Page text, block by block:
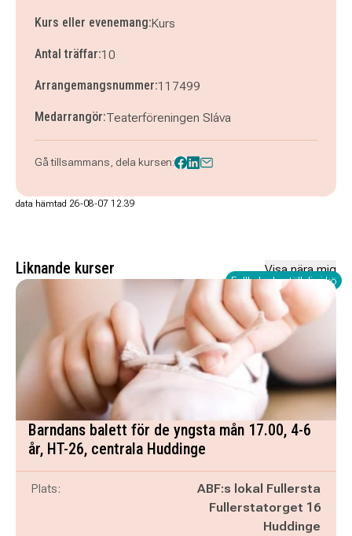
Kurs eller evenemang:Kurs
Antal träffar:10
Arrangemangsnummer:117499
Medarrangör:Teaterföreningen Sláva
Gå tillsammans, dela kursen:
data hämtad 26-08-07 12.39
Liknande kurser Visa nära mig
Fullbokad - ställ dig i kö
Barndans balett för de yngsta mån 17.00, 4-6
år, HT-26, centrala Huddinge
Plats:
ABF:s lokal Fullersta
Fullerstatorget 16
Huddinge